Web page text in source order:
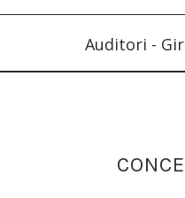
Auditori -